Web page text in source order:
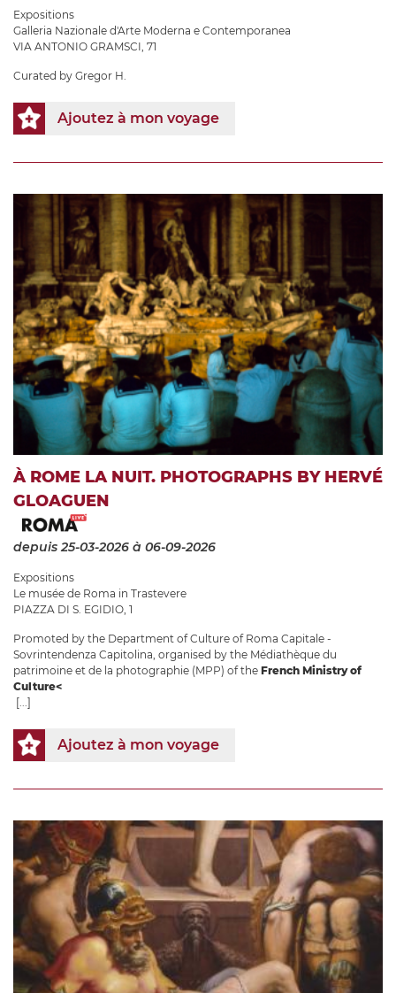
Expositions
Galleria Nazionale d'Arte Moderna e Contemporanea
VIA ANTONIO GRAMSCI, 71
Curated by Gregor H.
Ajoutez à mon voyage
À ROME LA NUIT. PHOTOGRAPHS BY HERVÉ
GLOAGUEN
depuis 25-03-2026 à 06-09-2026
Expositions
Le musée de Roma in Trastevere
PIAZZA DI S. EGIDIO, 1
Promoted by the Department of Culture of Roma Capitale -
Sovrintendenza Capitolina, organised by the Médiathèque du
patrimoine et de la photographie (MPP) of the French Ministry of
Culture<
[...]
Ajoutez à mon voyage